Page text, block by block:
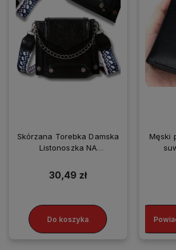
Skórzana Torebka Damska
Listonoszka NA
30,49 zł
Do koszyka
Męski